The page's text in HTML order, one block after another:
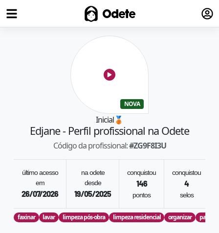
Odete
NOVA
Inicial🥉
Edjane- Perfil profissional na Odete
Código da profissional:#ZG9F8I3U
último acesso
em
26/07/2026
na odete
desde
19/05/2025
conquistou
146
pontos
conquistou
4
selos
faxinar lavar limpeza pós-obra limpeza residencial organizar passar